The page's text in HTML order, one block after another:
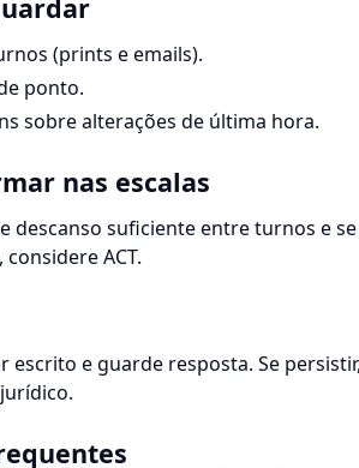
(prints e emails).
ponto.
sobre alterações de última hora.
nas escalas
descanso suficiente entre turnos e
ACT.
escrito e guarde resposta. Se